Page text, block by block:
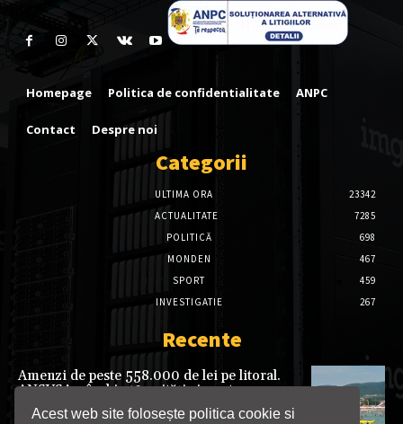
Acest web site folosește politica cookie si
Homepage Politica de confidentialitate ANPC
Contact Despre noi
Categorii
ULTIMA ORA
23342
ACTUALITATE
7285
POLITICĂ
698
MONDEN
467
SPORT
459
INVESTIGATIE
267
Recente
Amenzi de peste 558.000 de lei pe litoral.
ANSVSA a închis 12 unități și a retras
aproape 491 de tone de alimente
neconforme